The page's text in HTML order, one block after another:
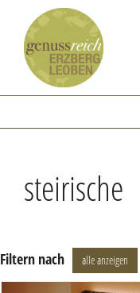
springen
steirische
Filtern nach alle anzeigen